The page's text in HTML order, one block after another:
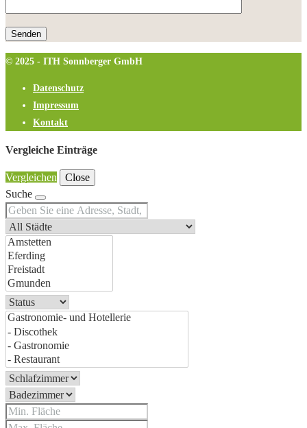
© 2025 - ITH Sonnberger GmbH
Datenschutz
Impressum
Kontakt
Vergleiche Einträge
Vergleichen
Close
Suche